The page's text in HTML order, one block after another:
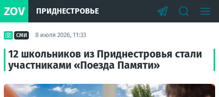
ZOV ПРИДНЕСТРОВЬЕ
СМИ 8 июля 2026, 11:33
12 школьников из Приднестровья стали
участниками «Поезда Памяти»